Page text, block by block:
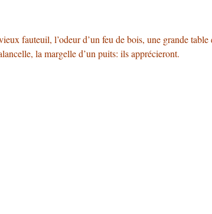
fauteuil, l’odeur d’un feu de bois, une grande table
la margelle d’un puits: ils apprécieront.